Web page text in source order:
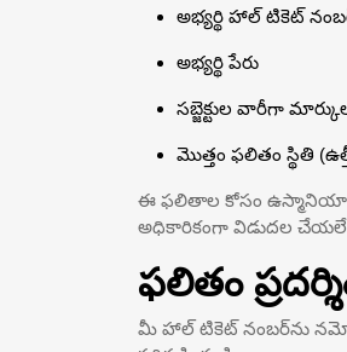
అభ్యర్థి హాల్ టికెట్
అభ్యర్థి పేరు
సబ్జెక్టుల వారీగా
మొత్తం ఫలితం స్థితి
ఈ ఫలితాల కోసం ఉస్మానియా
అధికారికంగా విడుదల
ఫలితం
మీ హాల్ టికెట్ నంబర్‌ను